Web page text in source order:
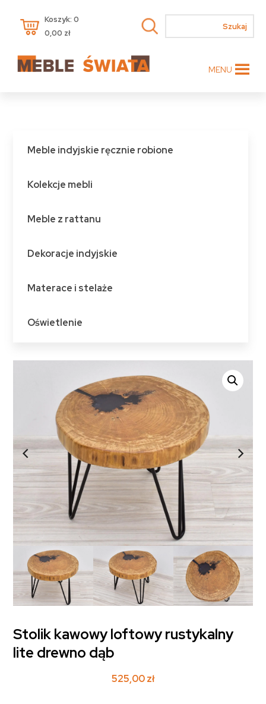
Koszyk: 0
0,00 zł
MENU
Meble indyjskie ręcznie robione
Kolekcje mebli
Meble z rattanu
Dekoracje indyjskie
Materace i stelaże
Oświetlenie
Stolik kawowy loftowy rustykalny
lite drewno dąb
525,00zł